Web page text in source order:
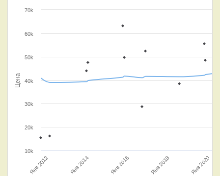
Цена
Янв 2012 Янв 2014 Янв 2016 Янв 2018 Янв 2020
10k
20k
30k
40k
50k
60k
70k